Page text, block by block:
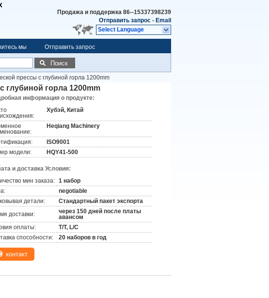
Продажа и поддержка 86--15337398239
Отправить запрос - Email
Select Language
мы Отправить запрос
Поиск
прессы с глубиной горла 1200mm
глубиной горла 1200mm
информация о продукте:
Хубэй, Китай
Heqiang Machinery
ISO9001
модели:
HQY41-500
и доставка Условия:
мин заказа: 1 набор
negotiable
детали:
Стандартный пакет экспорта
доставки:
через 150 дней после платы
авансом
оплаты:
T/T, L/C
способности:
20 наборов в год
контакт